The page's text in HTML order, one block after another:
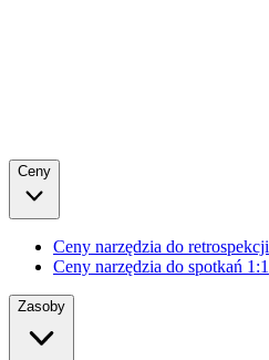
Ceny
Ceny narzędzia do retrospekcji
Ceny narzędzia do spotkań 1:1
Zasoby